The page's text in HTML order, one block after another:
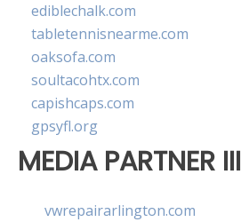
ediblechalk.com
tabletennisnearme.com
oaksofa.com
soultacohtx.com
capishcaps.com
gpsyfl.org
MEDIA PARTNER III
vwrepairarlington.com